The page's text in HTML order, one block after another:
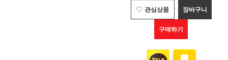
관심상품 장바구니
구매하기